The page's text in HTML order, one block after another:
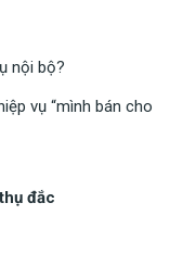
nội bộ?
vụ “mình bán cho
đắc